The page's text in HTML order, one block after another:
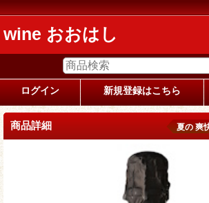
wine おおはし
ログイン 新規登録はこちら
商品詳細 夏の 爽